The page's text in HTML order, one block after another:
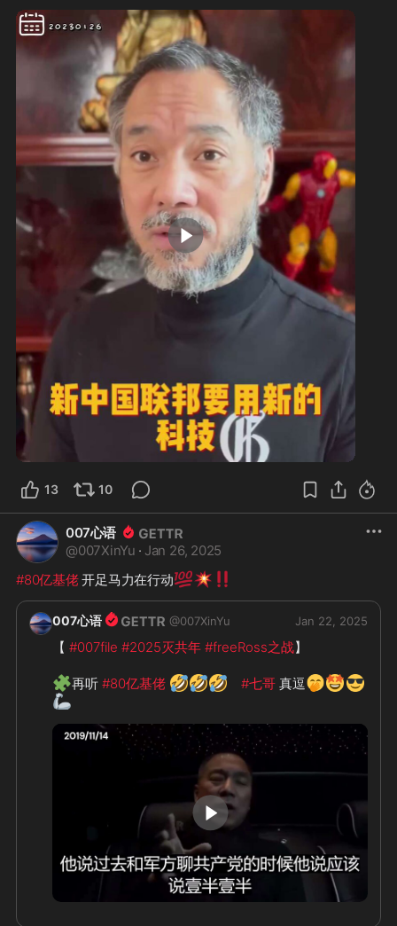
9:58
13 10
007心语
@007XinYu · Jan 26, 2025
#80亿基佬 开足马力在行动💯💥 ‼️
007心语 @007XinYu Jan 22, 2025
【 #007file #2025灭共年 #freeRoss之战】
🧩再听 #80亿基佬 🤣🤣🤣 #七哥 真逗🤭🤩😎
🦾
4:59